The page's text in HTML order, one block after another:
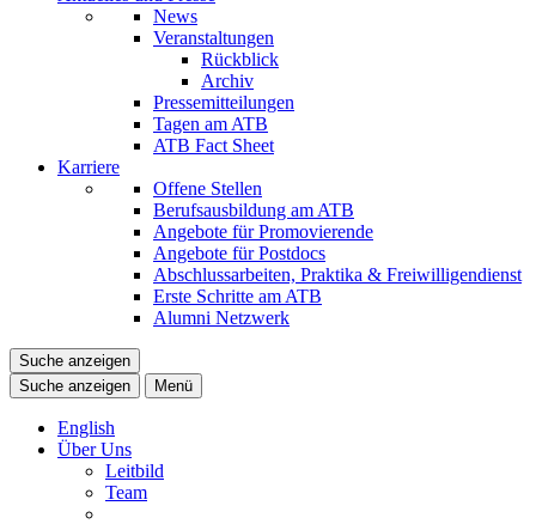
News
Veranstaltungen
Rückblick
Archiv
Pressemitteilungen
Tagen am ATB
ATB Fact Sheet
Karriere
Offene Stellen
Berufsausbildung am ATB
Angebote für Promovierende
Angebote für Postdocs
Abschlussarbeiten, Praktika & Freiwilligendienst
Erste Schritte am ATB
Alumni Netzwerk
Suche anzeigen
Suche anzeigen
Menü
English
Über Uns
Leitbild
Team